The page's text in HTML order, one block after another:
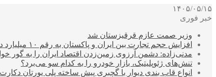
۱۴۰۵/۰۵/۱۵
خبر فوری
وزیر صمت عازم قرقیزستان شد
افزایش حجم تجارت بین ایران و پاکستان به رقم ۱۰ میلیارد دلار
مدنی‌زاده: دشمن آرزوی زمین‌زدن اقتصاد ایران را به گور
تنش‌های ژئوپلیتیک، بازار خودرو را به کدام سو می‌برد؟
انواع قاب بندی دیوار با گچبری پیش ساخته پلی یورتان